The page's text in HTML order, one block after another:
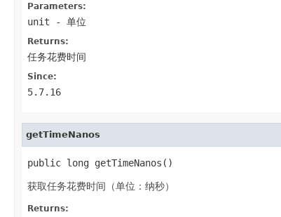
Parameters:
unit - 单位
Returns:
任务花费时间
Since:
5.7.16
getTimeNanos
public long getTimeNanos()
获取任务花费时间（单位：纳秒）
Returns: